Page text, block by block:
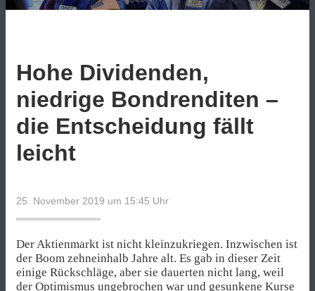
Hohe Dividenden,
niedrige Bondrenditen –
die Entscheidung fällt
leicht
25. November 2019 um 15:45 Uhr
Der Aktienmarkt ist nicht kleinzukriegen. Inzwischen ist
der Boom zehneinhalb Jahre alt. Es gab in dieser Zeit
einige Rückschläge, aber sie dauerten nicht lang, weil
der Optimismus ungebrochen war und gesunkene Kurse